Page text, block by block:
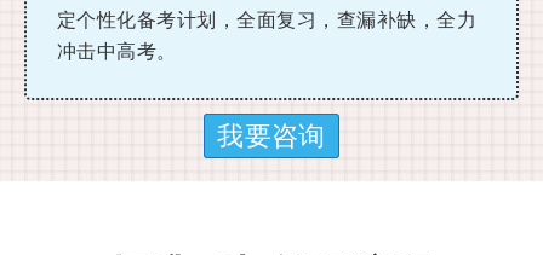
定个性化备考计划，全面复习，查漏补缺，全力
冲击中高考。
我要咨询